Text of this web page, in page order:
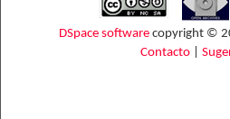
DSpace software copyright ©
Contacto|